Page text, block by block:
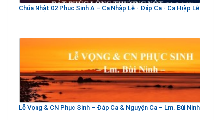
Chúa Nhật 02 Phục Sinh A – Ca Nhập Lễ - Đáp Ca - Ca Hiệp Lễ
Lễ Vọng & CN Phục Sinh – Đáp Ca & Nguyện Ca – Lm. Bùi Ninh